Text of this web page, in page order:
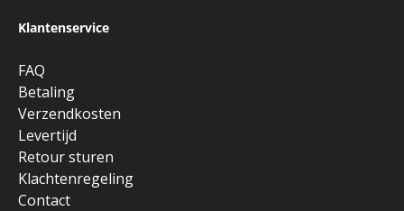
Klantenservice
FAQ
Betaling
Verzendkosten
Levertijd
Retour sturen
Klachtenregeling
Contact